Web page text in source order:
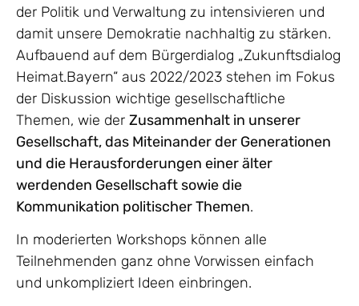
der Politik und Verwaltung zu intensivieren und
damit unsere Demokratie nachhaltig zu stärken.
Aufbauend auf dem Bürgerdialog „Zukunftsdialog
Heimat.Bayern“ aus 2022/2023 stehen im Fokus
der Diskussion wichtige gesellschaftliche
Themen, wie der Zusammenhalt in unserer
Gesellschaft, das Miteinander der Generationen
und die Herausforderungen einer älter
werdenden Gesellschaft sowie die
Kommunikation politischer Themen.
In moderierten Workshops können alle
Teilnehmenden ganz ohne Vorwissen einfach
und unkompliziert Ideen einbringen.